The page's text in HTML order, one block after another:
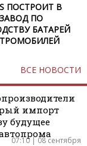
ПОСТРОИТ В
ПО
БАТАРЕЙ
ВСЕ НОВОСТИ
импорт
будущее
07:10 | 08 сентября